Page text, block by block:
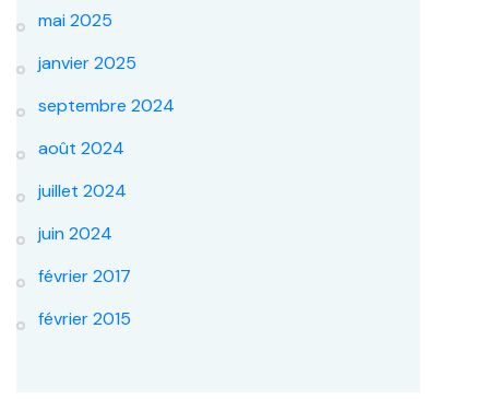
mai 2025
janvier 2025
septembre 2024
août 2024
juillet 2024
juin 2024
février 2017
février 2015